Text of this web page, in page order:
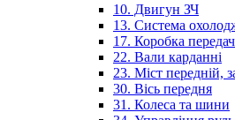
10. Двигун ЗЧ
13. Система
17. Коробка передач
22. Вали карданні
23. Міст передній,
30. Вісь передня
31. Колеса та шини